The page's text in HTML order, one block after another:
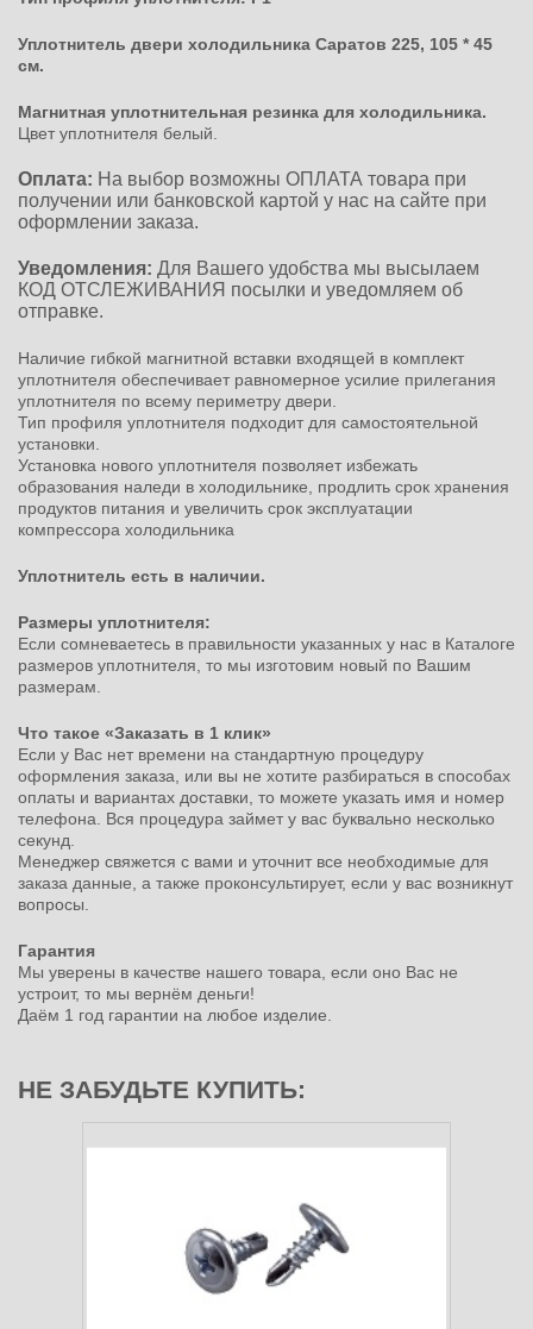
Уплотнитель двери холодильника Саратов 225, 105 * 45
см.
Магнитная уплотнительная резинка для холодильника.
Цвет уплотнителя белый.
Оплата: На выбор возможны ОПЛАТА товара при
получении или банковской картой у нас на сайте при
оформлении заказа.
Уведомления: Для Вашего удобства мы высылаем
КОД ОТСЛЕЖИВАНИЯ посылки и уведомляем об
отправке.
Наличие гибкой магнитной вставки входящей в комплект
уплотнителя обеспечивает равномерное усилие прилегания
уплотнителя по всему периметру двери.
Тип профиля уплотнителя подходит для самостоятельной
установки.
Установка нового уплотнителя позволяет избежать
образования наледи в холодильнике, продлить срок хранения
продуктов питания и увеличить срок эксплуатации
компрессора холодильника
Уплотнитель есть в наличии.
Размеры уплотнителя:
Если сомневаетесь в правильности указанных у нас в Каталоге
размеров уплотнителя, то мы изготовим новый по Вашим
размерам.
Что такое «Заказать в 1 клик»
Если у Вас нет времени на стандартную процедуру
оформления заказа, или вы не хотите разбираться в способах
оплаты и вариантах доставки, то можете указать имя и номер
телефона. Вся процедура займет у вас буквально несколько
секунд.
Менеджер свяжется с вами и уточнит все необходимые для
заказа данные, а также проконсультирует, если у вас возникнут
вопросы.
Гарантия
Мы уверены в качестве нашего товара, если оно Вас не
устроит, то мы вернём деньги!
Даём 1 год гарантии на любое изделие.
НЕ ЗАБУДЬТЕ КУПИТЬ: